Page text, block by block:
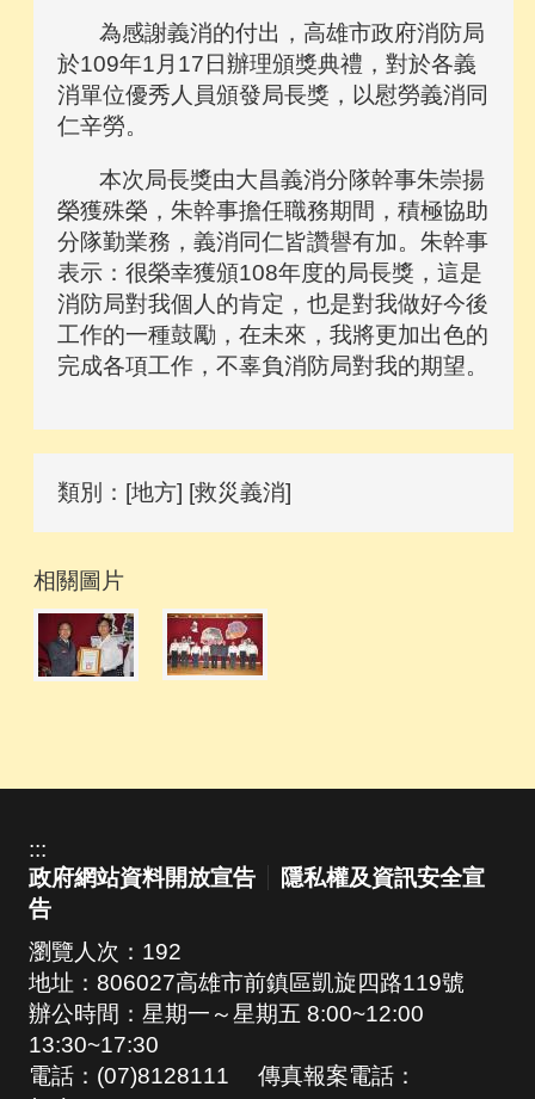
為感謝義消的付出，高雄市政府消防局
於109年1月17日辦理頒獎典禮，對於各義
消單位優秀人員頒發局長獎，以慰勞義消同
仁辛勞。
本次局長獎由大昌義消分隊幹事朱崇揚
榮獲殊榮，朱幹事擔任職務期間，積極協助
分隊勤業務，義消同仁皆讚譽有加。朱幹事
表示：很榮幸獲頒108年度的局長獎，這是
消防局對我個人的肯定，也是對我做好今後
工作的一種鼓勵，在未來，我將更加出色的
完成各項工作，不辜負消防局對我的期望。
類別：[地方] [救災義消]
相關圖片
:::
政府網站資料開放宣告
隱私權及資訊安全宣
告
瀏覽人次： 192
地址：806027高雄市前鎮區凱旋四路119號
辦公時間：星期一～星期五 8:00~12:00
13:30~17:30
電話：(07)8128111 傳真報案電話：